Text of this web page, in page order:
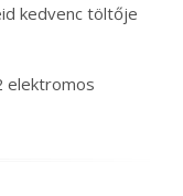
kedvenc töltője
elektromos